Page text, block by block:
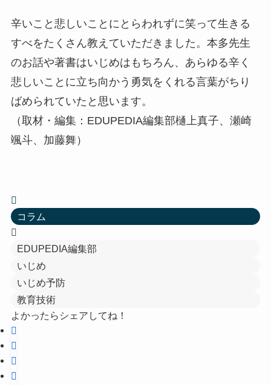
辛いこと悲しいことにとらわれずに笑って生きる
すべをたくさん教えていただきました。本多先生
のお話や著書はいじめはもちろん、あらゆる辛く
悲しいことに立ち向かう勇気をくれる言葉がちり
ばめられていたと思います。
（取材・編集：EDUPEDIA編集部樋上真子、瀬崎
颯斗、加藤舞）
コラム
EDUPEDIA編集部
いじめ
いじめ予防
教育技術
よかったらシェアしてね！